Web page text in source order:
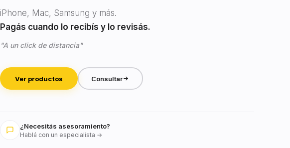
iPhone, Mac, Samsung y más.
Pagás cuando lo recibís y lo revisás.
"A un click de distancia"
Ver productos Consultar
¿Necesitás asesoramiento?
Hablá con un especialista →